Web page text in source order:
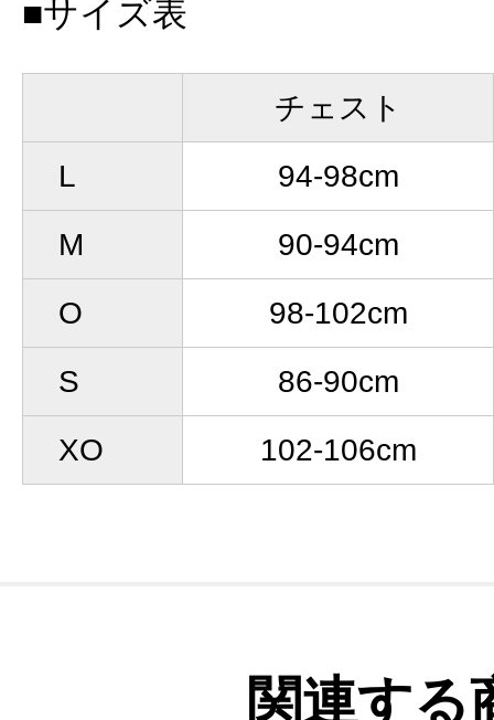
■サイズ表
チェスト
L
94-98cm
M
90-94cm
O
98-102cm
S
86-90cm
XO
102-106cm
関連する